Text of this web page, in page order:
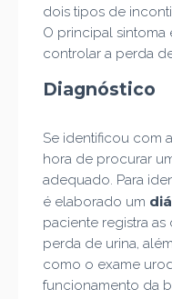
dois tipos de
O principal
controlar a perda
Diagnóstico
Se identificou com
hora de procurar
adequado. Para
é elaborado um
paciente registra
perda de urina,
como o exame
funcionamento da